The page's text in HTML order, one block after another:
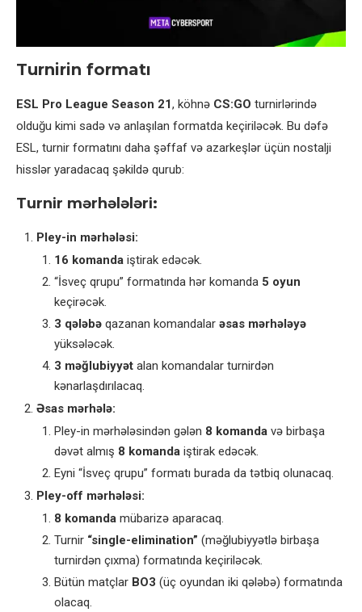
Turnirin formatı
ESL Pro League Season 21, köhnə CS:GO turnirlərində
olduğu kimi sadə və anlaşılan formatda keçiriləcək. Bu dəfə
ESL, turnir formatını daha şəffaf və azarkeşlər üçün nostalji
hisslər yaradacaq şəkildə qurub:
Turnir mərhələləri:
Pley-in mərhələsi:
16 komanda iştirak edəcək.
“İsveç qrupu” formatında hər komanda 5 oyun
keçirəcək.
3 qələbə qazanan komandalar əsas mərhələyə
yüksələcək.
3 məğlubiyyət alan komandalar turnirdən
kənarlaşdırılacaq.
Əsas mərhələ:
Pley-in mərhələsindən gələn 8 komanda və birbaşa
dəvət almış 8 komanda iştirak edəcək.
Eyni “İsveç qrupu” formatı burada da tətbiq olunacaq.
Pley-off mərhələsi:
8 komanda mübarizə aparacaq.
Turnir “single-elimination” (məğlubiyyətlə birbaşa
turnirdən çıxma) formatında keçiriləcək.
Bütün matçlar BO3 (üç oyundan iki qələbə) formatında
olacaq.